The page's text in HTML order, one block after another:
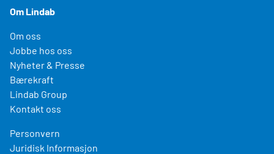
Om Lindab
Om oss
Jobbe hos oss
Nyheter & Presse
Bærekraft
Lindab Group
Kontakt oss
Personvern
Juridisk Informasjon